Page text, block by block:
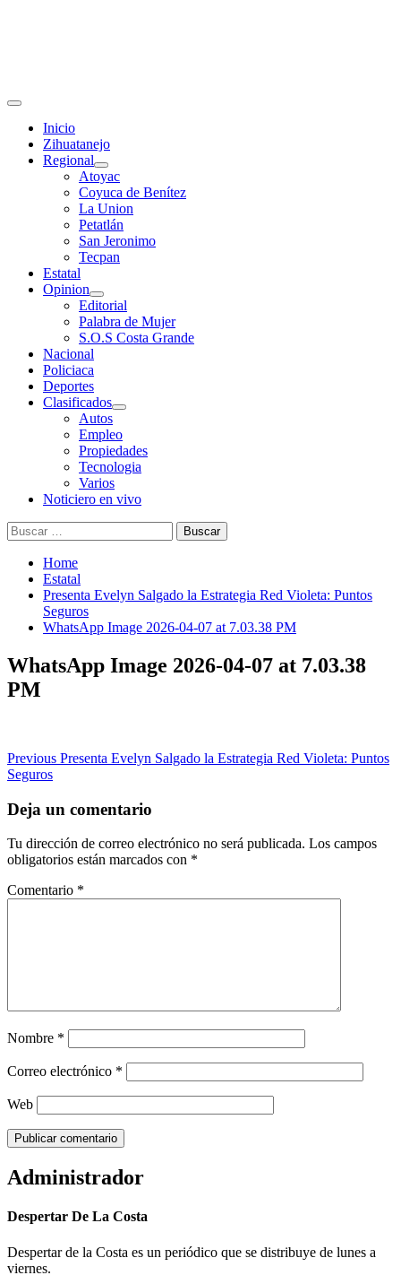
Primary
Inicio
Zihuatanejo
Regional
Atoyac
Coyuca de Benítez
La Union
Petatlán
San Jeronimo
Tecpan
Estatal
Opinion
Editorial
Palabra de Mujer
S.O.S Costa Grande
Nacional
Policiaca
Deportes
Clasificados
Autos
Empleo
Propiedades
Tecnologia
Varios
Noticiero en vivo
Buscar:
Home
Estatal
Presenta Evelyn Salgado la Estrategia Red Violeta: Puntos
Seguros
WhatsApp Image 2026-04-07 at 7.03.38 PM
WhatsApp Image 2026-04-07 at 7.03.38
PM
Post
navigation
Previous Presenta Evelyn Salgado la Estrategia Red Violeta: Puntos
Seguros
Deja un comentario
Tu dirección de correo electrónico no será publicada. Los campos
obligatorios están marcados con *
Comentario *
Nombre *
Correo electrónico *
Web
Administrador
Despertar De La Costa
Despertar de la Costa es un periódico que se distribuye de lunes a
viernes.